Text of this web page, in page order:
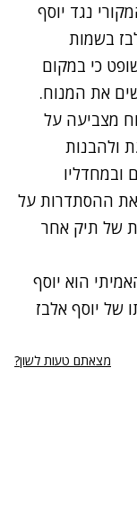
נגד יוסף
בשמות
כי במקום
את המנוח.
מצביעה על
ולהבנות
את ההסתדרות על
של תיק אחר
הוא יוסף
של יוסף אלבז
מצאתם טעות לשון?